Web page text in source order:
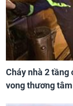
Cháy nhà 2 tầng
vong thương tâm